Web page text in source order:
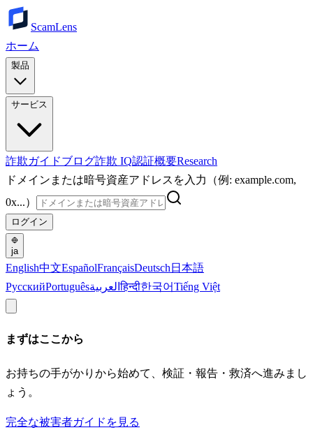
ScamLens
ホーム
製品
サービス
詐欺ガイドブログ詐欺 IQ認証概要Research
ドメインまたは暗号資産アドレスを入力（例: example.com,
0x...）
ログイン
ja
English中文EspañolFrançaisDeutsch 日本語
РусскийPortuguêsالعربيةहिन्दी한국어Tiếng Việt
まずはここから
お持ちの手がかりから始めて、検証・報告・救済へ進みまし
ょう。
完全な被害者ガイドを見る